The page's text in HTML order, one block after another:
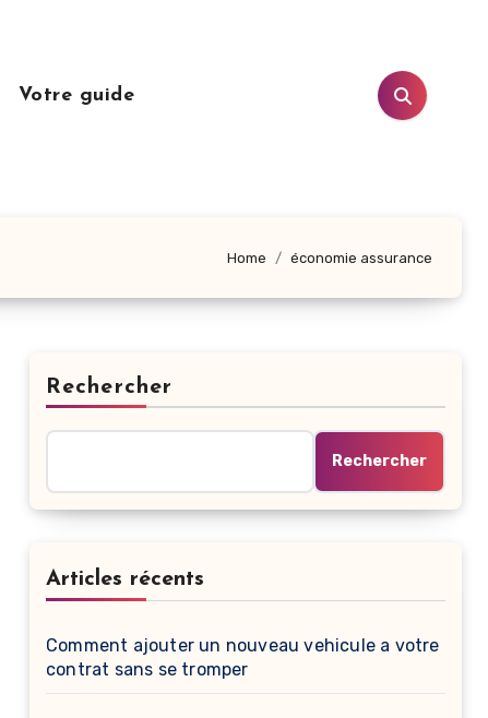
Votre guide
Home économie assurance
Rechercher
Rechercher
Articles récents
Comment ajouter un nouveau vehicule a votre
contrat sans se tromper